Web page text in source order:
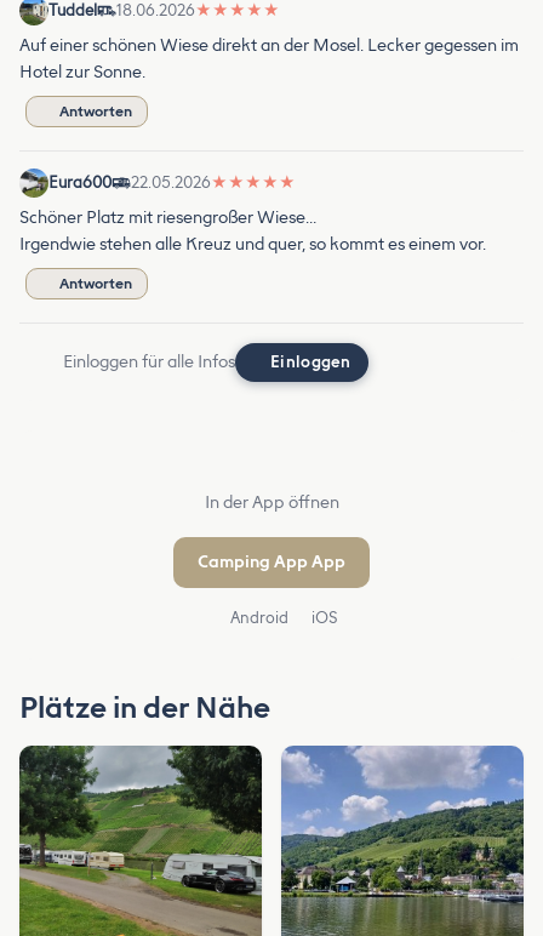
Tuddel 18.06.2026★ ★ ★ ★ ★
Auf einer schönen Wiese direkt an der Mosel. Lecker gegessen im
Hotel zur Sonne.
Antworten
Eura600 22.05.2026★ ★ ★ ★ ★
Schöner Platz mit riesengroßer Wiese…
Irgendwie stehen alle Kreuz und quer, so kommt es einem vor.
Antworten
Einloggen für alle Infos Einloggen
In der App öffnen
Camping App App
Android iOS
Plätze in der Nähe